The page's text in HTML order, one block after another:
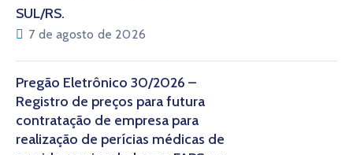
SUL/RS.
7 de agosto de 2026
Pregão Eletrônico 30/2026 –
Registro de preços para futura
contratação de empresa para
realização de perícias médicas de